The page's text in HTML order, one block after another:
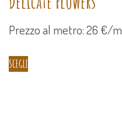
Prezzo al metro: 26 €/m
SCEGLI